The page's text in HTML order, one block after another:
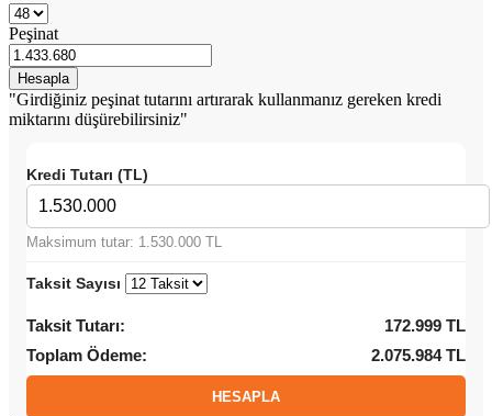
Peşinat
"Girdiğiniz peşinat tutarını artırarak kullanmanız gereken kredi
miktarını düşürebilirsiniz"
Kredi Tutarı (TL)
Maksimum tutar: 1.530.000 TL
Taksit Sayısı
Taksit Tutarı:
172.999 TL
Toplam Ödeme:
2.075.984 TL